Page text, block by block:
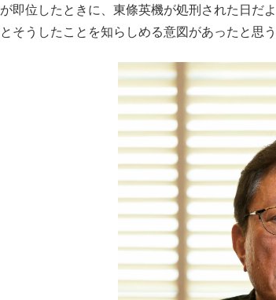
が即位したときに、東條英機が処刑された日だ
とそうしたことを知らしめる意図があったと思う